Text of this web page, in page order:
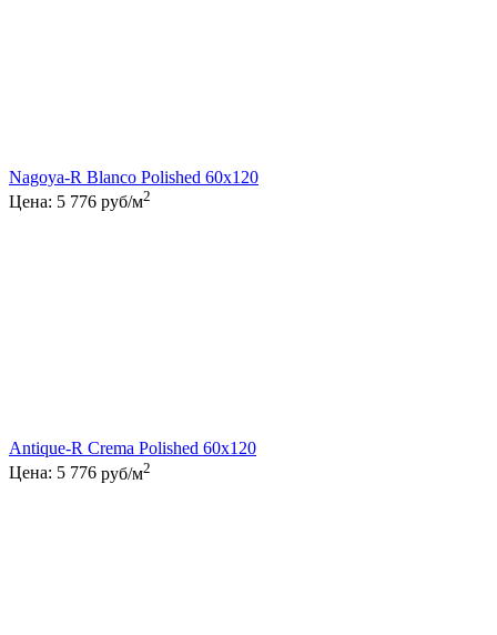
Nagoya-R Blanco Polished 60x120
Цена: 5 776 руб/м2
Antique-R Crema Polished 60x120
Цена: 5 776 руб/м2